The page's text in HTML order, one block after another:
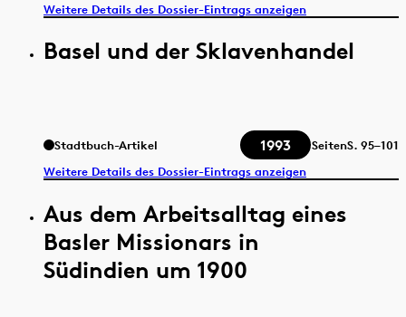
Weitere Details des Dossier-Eintrags anzeigen
Basel und der Sklavenhandel
Stadtbuch-Artikel 1993 SeitenS. 95–101
Weitere Details des Dossier-Eintrags anzeigen
Aus dem Arbeitsalltag eines
Basler Missionars in
Südindien um 1900